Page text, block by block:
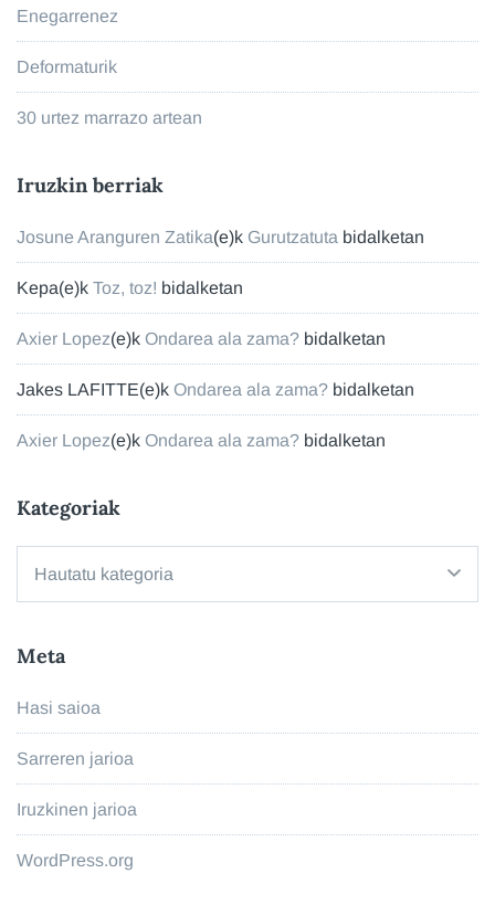
Enegarrenez
Deformaturik
30 urtez marrazo artean
Iruzkin berriak
Josune Aranguren Zatika(e)k Gurutzatuta bidalketan
Kepa(e)k Toz, toz! bidalketan
Axier Lopez(e)k Ondarea ala zama? bidalketan
Jakes LAFITTE(e)k Ondarea ala zama? bidalketan
Axier Lopez(e)k Ondarea ala zama? bidalketan
Kategoriak
Meta
Hasi saioa
Sarreren jarioa
Iruzkinen jarioa
WordPress.org